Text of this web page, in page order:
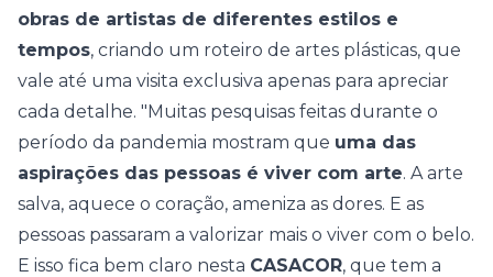
obras de artistas de diferentes estilos e
tempos, criando um roteiro de artes plásticas, que
vale até uma visita exclusiva apenas para apreciar
cada detalhe. "Muitas pesquisas feitas durante o
período da pandemia mostram que uma das
aspirações das pessoas é viver com arte. A arte
salva, aquece o coração, ameniza as dores. E as
pessoas passaram a valorizar mais o viver com o belo.
E isso fica bem claro nesta CASACOR, que tem a